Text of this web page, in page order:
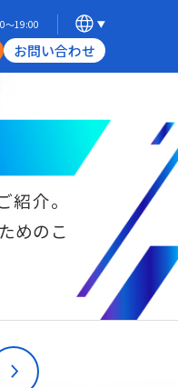
〜19:00
お問い合わせ
・現地ECサイト構築
介。
めのこ